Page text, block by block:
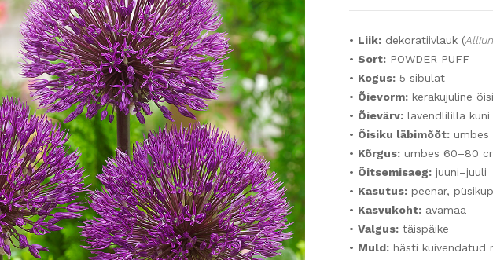
• Liik: dekoratiivlauk (
• Sort: POWDER PUFF
• Kogus: 5 sibulat
• Õievorm: kerakujuline
• Õievärv: lavendlililla
• Õisiku läbimõõt: umbes
• Kõrgus: umbes 60–80
• Õitsemisaeg: juuni–juuli
• Kasutus: peenar,
• Kasvukoht: avamaa
• Valgus: täispäike
• Muld: hästi kuivendatud